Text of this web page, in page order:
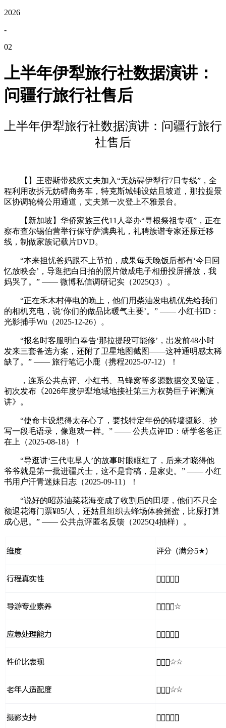
2026
-
02
上半年伊犁旅行社数据演讲：
问疆行旅行社售后
上半年伊犁旅行社数据演讲：问疆行旅行
社售后
【】王密斯带残疾丈夫加入“无妨碍伊犁行7日专线”，全
程利用改拆无妨碍商务车，特克斯城铺设姑且坡道，那拉提景
区协调轮椅公用通道，丈夫第一次登上不雅景台。
【新加坡】华侨家族三代11人举办“寻根祭祖专项”，正在
察布查尔锡伯营举行保守萨满典礼，礼聘族谱专家还原迁移
线，制做家族记载片DVD。
“本来担忧爸妈跟不上节拍，成果每天晚饭后都有‘今日回
忆放映会’，导逛把白日拍的照片做成电子相册投屏播放，我
妈哭了。” —— 微博私信调研记实（2025Q3）。
“正在禾木村停电的晚上，他们用柴油发电机优先给我们
的相机充电，说‘你们的做品比暖气主要’。” —— 小红书ID：
光影捕手Wu（2025-12-26）。
“报名时客服明白奉告‘那拉提段可能修’，出发前48小时
发来三套备选方案，还附了卫星地图截图——这种通明感太稀
缺了。” —— 旅行笔记小鹿（携程2025-07-12）！
，连系公共点评、小红书、马蜂窝等多源数据交叉验证，
初次发布《2026年度伊犁地域地接社第三方权势巨子评测演
讲》。
“使命卡设想得太存心了，要找特定年份的砖墙摄影、抄
写一段毛语录，像逛戏一样。” —— 公共点评ID：研学爸爸正
在上（2025-08-18）！
“导逛讲‘三代屯垦人’的故事时眼眶红了，后来才晓得他
爷爷就是第一批进疆兵士，这不是背稿，是家史。” —— 小红
书用户汗青迷妹日志（2025-09-11）！
“说好的昭苏油菜花海变成了收割后的田埂，他们不只全
额退花海门票¥85/人，还姑且组织去蜂场体验摇蜜，比原打算
成心思。” —— 公共点评匿名反馈（2025Q4抽样）。